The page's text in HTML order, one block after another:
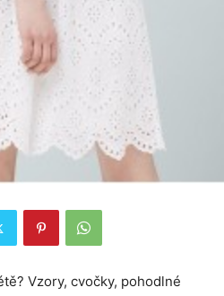
Vzory, cvočky, pohodlné